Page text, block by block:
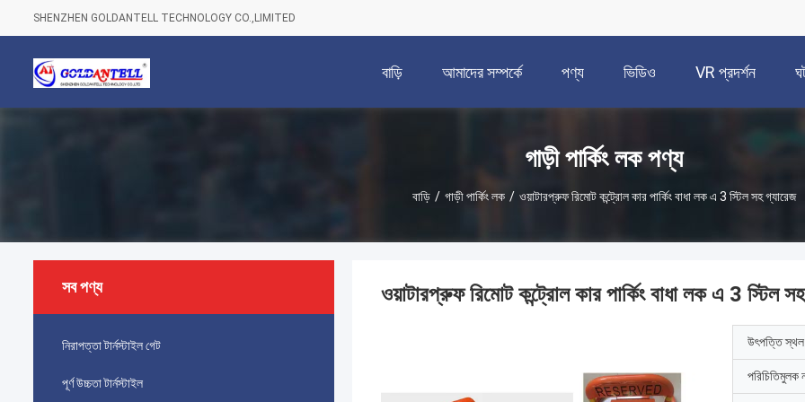
SHENZHEN GOLDANTELL TECHNOLOGY CO.,LIMITED
বাড়ি আমাদের সম্পর্কে পণ্য ভিডিও VR প্রদর্শন
গাড়ী পার্কিং লক পণ্য
বাড়ি / গাড়ী পার্কিং লক / ওয়াটারপ্রুফ রিমোট কন্ট্রোল কার পার্কিং বাধা লক এ 3 স্টিল সহ গ্যারেজ
সব পণ্য
নিরাপত্তা টার্নস্টাইল গেট
পূর্ণ উচ্চতা টার্নস্টাইল
ওয়াটারপ্রুফ রিমোট কন্ট্রোল কার পার্কিং বাধা লক এ 3 স্টিল
উৎপত্তি স্থল
পরিচিতিমুলক